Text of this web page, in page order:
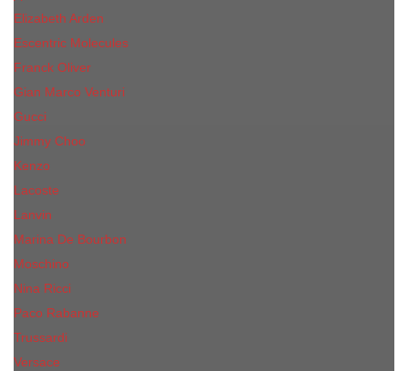
Elizabeth Arden
Escentric Molecules
Franck Oliver
Gian Marco Venturi
Gucci
Jimmy Choo
Kenzo
Lacoste
Lanvin
Marina De Bourbon
Moschino
Nina Ricci
Paco Rabanne
Trussardi
Versace